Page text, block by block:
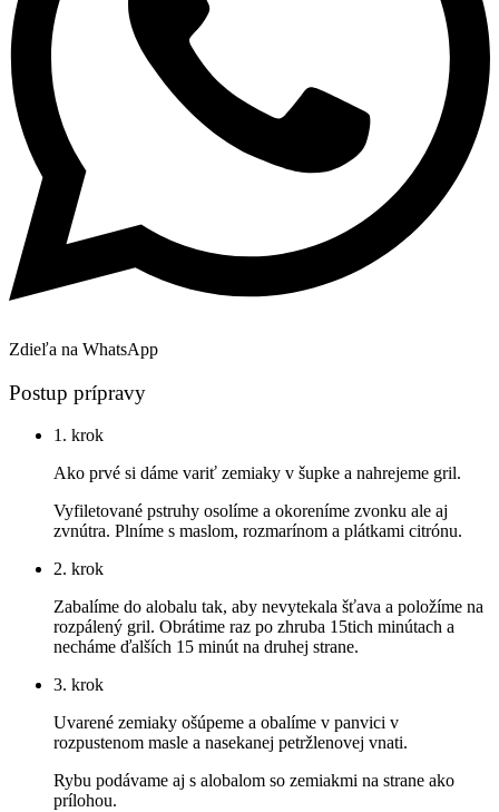
Zdieľa na WhatsApp
Postup prípravy
1. krok
Ako prvé si dáme variť zemiaky v šupke a nahrejeme gril.
Vyfiletované pstruhy osolíme a okoreníme zvonku ale aj
zvnútra. Plníme s maslom, rozmarínom a plátkami citrónu.
2. krok
Zabalíme do alobalu tak, aby nevytekala šťava a položíme na
rozpálený gril. Obrátime raz po zhruba 15tich minútach a
necháme ďalších 15 minút na druhej strane.
3. krok
Uvarené zemiaky ošúpeme a obalíme v panvici v
rozpustenom masle a nasekanej petržlenovej vnati.
Rybu podávame aj s alobalom so zemiakmi na strane ako
prílohou.